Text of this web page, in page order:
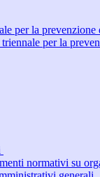
per la
per la
normativi su